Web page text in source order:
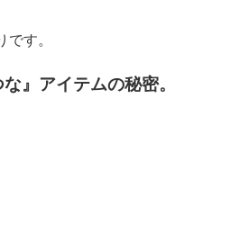
す。
』アイテムの秘密。